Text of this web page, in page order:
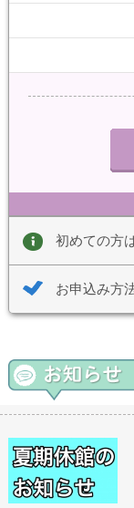
初めての方
お申込み方